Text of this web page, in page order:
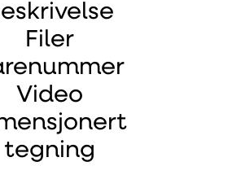
Filer
Video
tegning